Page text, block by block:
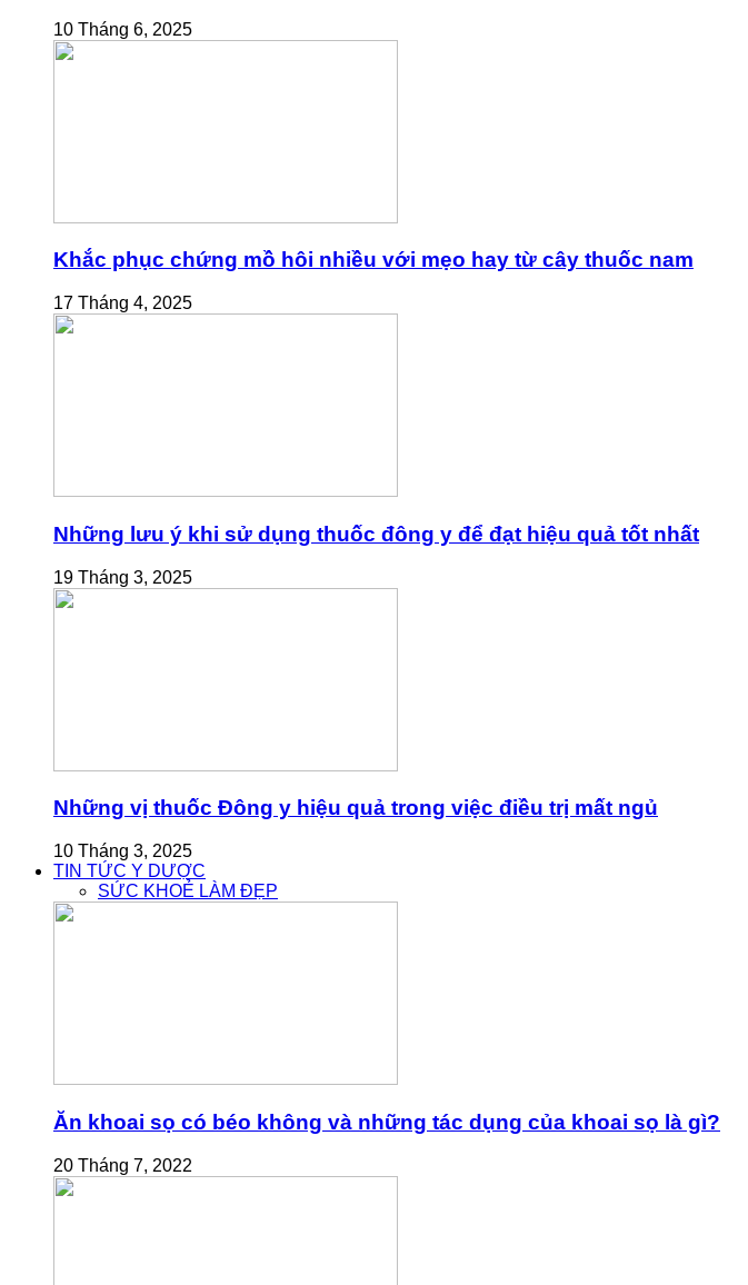
10 Tháng 6, 2025
Khắc phục chứng mồ hôi nhiều với mẹo hay từ cây thuốc nam
17 Tháng 4, 2025
Những lưu ý khi sử dụng thuốc đông y để đạt hiệu quả tốt nhất
19 Tháng 3, 2025
Những vị thuốc Đông y hiệu quả trong việc điều trị mất ngủ
10 Tháng 3, 2025
TIN TỨC Y DƯỢC
SỨC KHOẺ LÀM ĐẸP
Ăn khoai sọ có béo không và những tác dụng của khoai sọ là gì?
20 Tháng 7, 2022